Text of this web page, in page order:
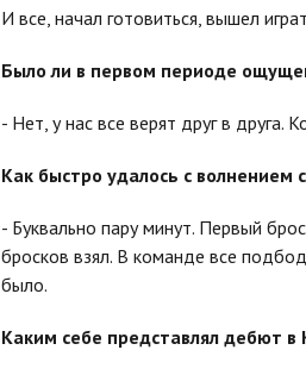
И все, начал готовиться, вышел
Было ли в первом периоде
- Нет, у нас все верят друг в друга.
Как быстро удалось с волнением
- Буквально пару минут. Первый
бросков взял. В команде все
было.
Каким себе представлял дебют в